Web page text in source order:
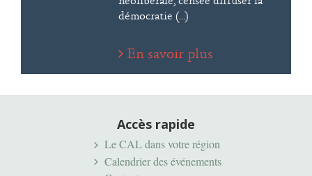
démocratie (...)
En savoir plus
Accès rapide
Le CAL dans votre région
Calendrier des événements